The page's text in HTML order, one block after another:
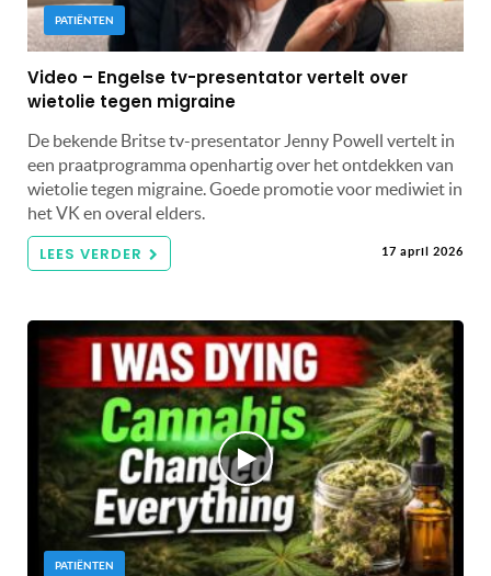
PATIËNTEN
Video – Engelse tv-presentator vertelt over
wietolie tegen migraine
De bekende Britse tv-presentator Jenny Powell vertelt in
een praatprogramma openhartig over het ontdekken van
wietolie tegen migraine. Goede promotie voor mediwiet in
het VK en overal elders.
LEES VERDER 17 april 2026
PATIËNTEN